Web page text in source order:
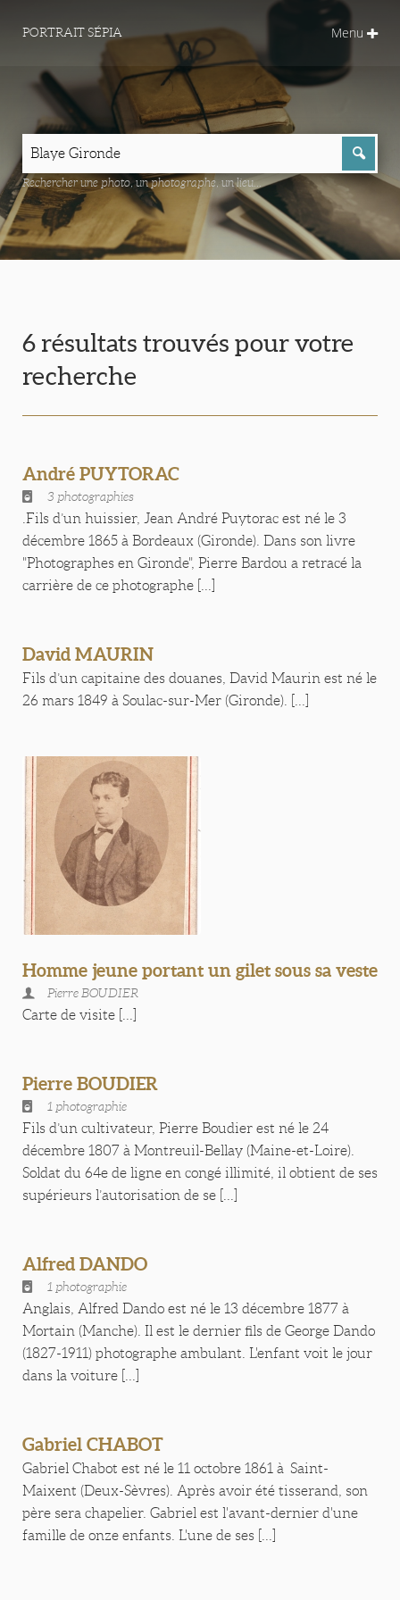
PORTRAIT SÉPIA Menu
Rechercher une photo, un photographe, un lieu...
6 résultats trouvés pour votre
recherche
André PUYTORAC
3 photographies
.Fils d’un huissier, Jean André Puytorac est né le 3
décembre 1865 à Bordeaux (Gironde). Dans son livre
"Photographes en Gironde", Pierre Bardou a retracé la
carrière de ce photographe [...]
David MAURIN
Fils d’un capitaine des douanes, David Maurin est né le
26 mars 1849 à Soulac-sur-Mer (Gironde). [...]
Homme jeune portant un gilet sous sa veste
Pierre BOUDIER
Carte de visite [...]
Pierre BOUDIER
1 photographie
Fils d’un cultivateur, Pierre Boudier est né le 24
décembre 1807 à Montreuil-Bellay (Maine-et-Loire).
Soldat du 64e de ligne en congé illimité, il obtient de ses
supérieurs l’autorisation de se [...]
Alfred DANDO
1 photographie
Anglais, Alfred Dando est né le 13 décembre 1877 à
Mortain (Manche). Il est le dernier fils de George Dando
(1827-1911) photographe ambulant. L'enfant voit le jour
dans la voiture [...]
Gabriel CHABOT
Gabriel Chabot est né le 11 octobre 1861 à Saint-
Maixent (Deux-Sèvres). Après avoir été tisserand, son
père sera chapelier. Gabriel est l'avant-dernier d'une
famille de onze enfants. L'une de ses [...]